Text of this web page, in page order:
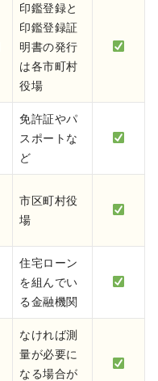
印鑑登録と
印鑑登録証
明書の発行
は各市町村
役場
免許証やパ
スポートな
ど
市区町村役
場
住宅ローン
を組んでい
る金融機関
なければ測
量が必要に
なる場合が